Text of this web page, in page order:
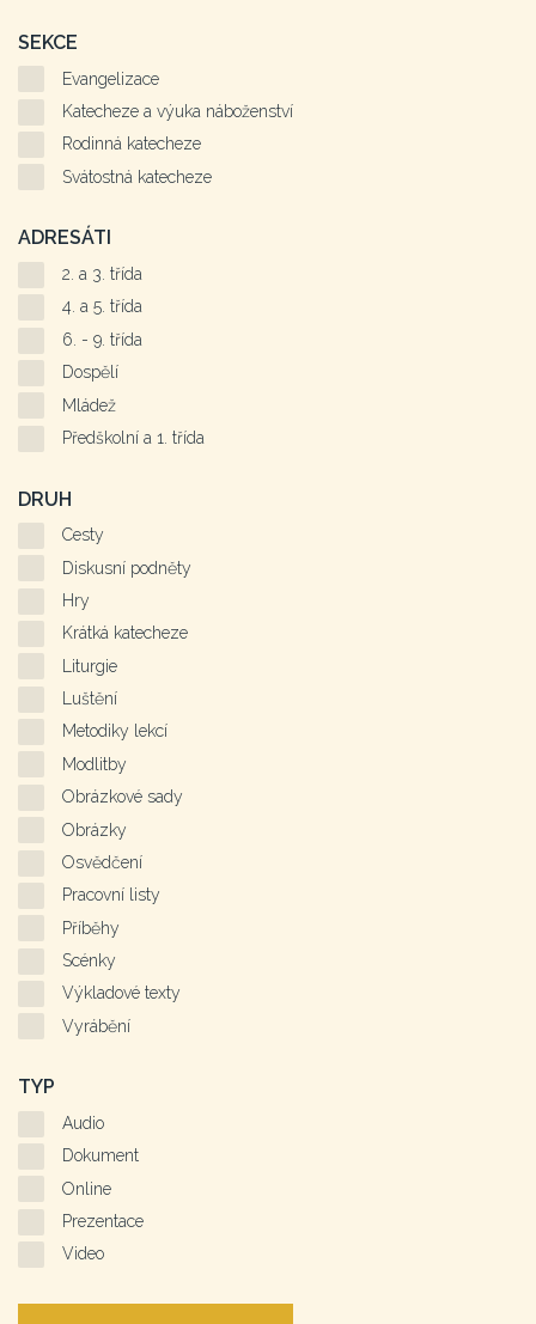
SEKCE
Evangelizace
Katecheze a výuka náboženství
Rodinná katecheze
Svátostná katecheze
ADRESÁTI
2. a 3. třída
4. a 5. třída
6. - 9. třída
Dospělí
Mládež
Předškolní a 1. třída
DRUH
Cesty
Diskusní podněty
Hry
Krátká katecheze
Liturgie
Luštění
Metodiky lekcí
Modlitby
Obrázkové sady
Obrázky
Osvědčení
Pracovní listy
Příběhy
Scénky
Výkladové texty
Vyrábění
TYP
Audio
Dokument
Online
Prezentace
Video